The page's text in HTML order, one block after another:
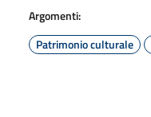
Argomenti:
Patrimonio culturale